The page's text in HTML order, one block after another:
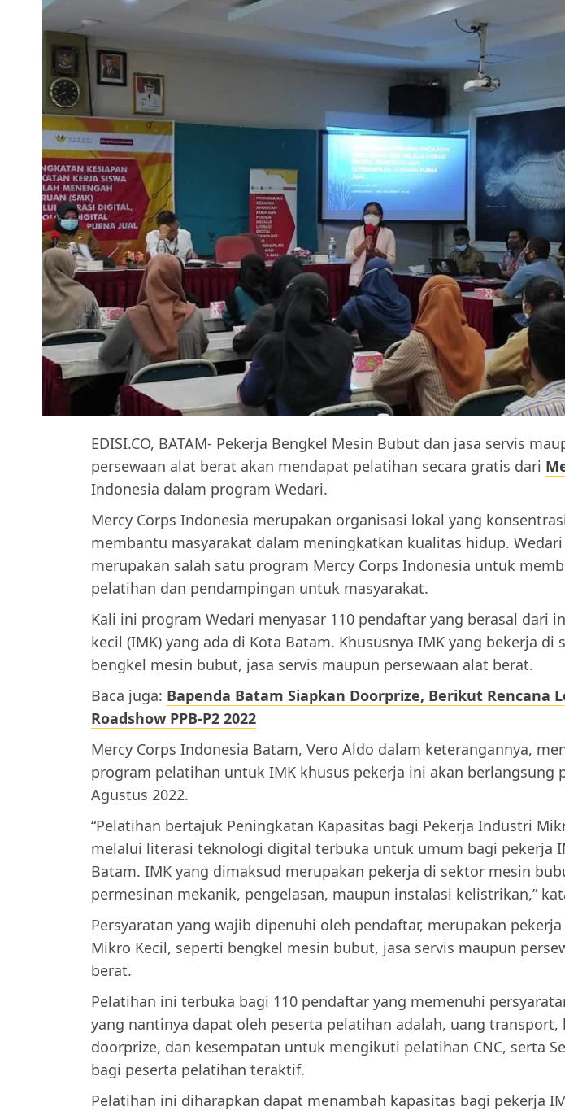
EDISI.CO, BATAM- Pekerja Bengkel Mesin Bubut dan jasa servis
persewaan alat berat akan mendapat pelatihan secara gratis dari
Indonesia dalam program Wedari.
Mercy Corps Indonesia merupakan organisasi lokal yang
membantu masyarakat dalam meningkatkan kualitas hidup.
merupakan salah satu program Mercy Corps Indonesia untuk
pelatihan dan pendampingan untuk masyarakat.
Kali ini program Wedari menyasar 110 pendaftar yang berasal dari
kecil (IMK) yang ada di Kota Batam. Khususnya IMK yang bekerja di
bengkel mesin bubut, jasa servis maupun persewaan alat berat.
Baca juga: Bapenda Batam Siapkan Doorprize, Berikut Rencana
Roadshow PPB-P2 2022
Mercy Corps Indonesia Batam, Vero Aldo dalam keterangannya,
program pelatihan untuk IMK khusus pekerja ini akan berlangsung
Agustus 2022.
“Pelatihan bertajuk Peningkatan Kapasitas bagi Pekerja Industri
melalui literasi teknologi digital terbuka untuk umum bagi pekerja
Batam. IMK yang dimaksud merupakan pekerja di sektor mesin
permesinan mekanik, pengelasan, maupun instalasi kelistrikan,”
Persyaratan yang wajib dipenuhi oleh pendaftar, merupakan
Mikro Kecil, seperti bengkel mesin bubut, jasa servis maupun
berat.
Pelatihan ini terbuka bagi 110 pendaftar yang memenuhi
yang nantinya dapat oleh peserta pelatihan adalah, uang transport,
doorprize, dan kesempatan untuk mengikuti pelatihan CNC, serta
bagi peserta pelatihan teraktif.
Pelatihan ini diharapkan dapat menambah kapasitas bagi pekerja